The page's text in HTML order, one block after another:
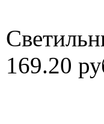
169.20